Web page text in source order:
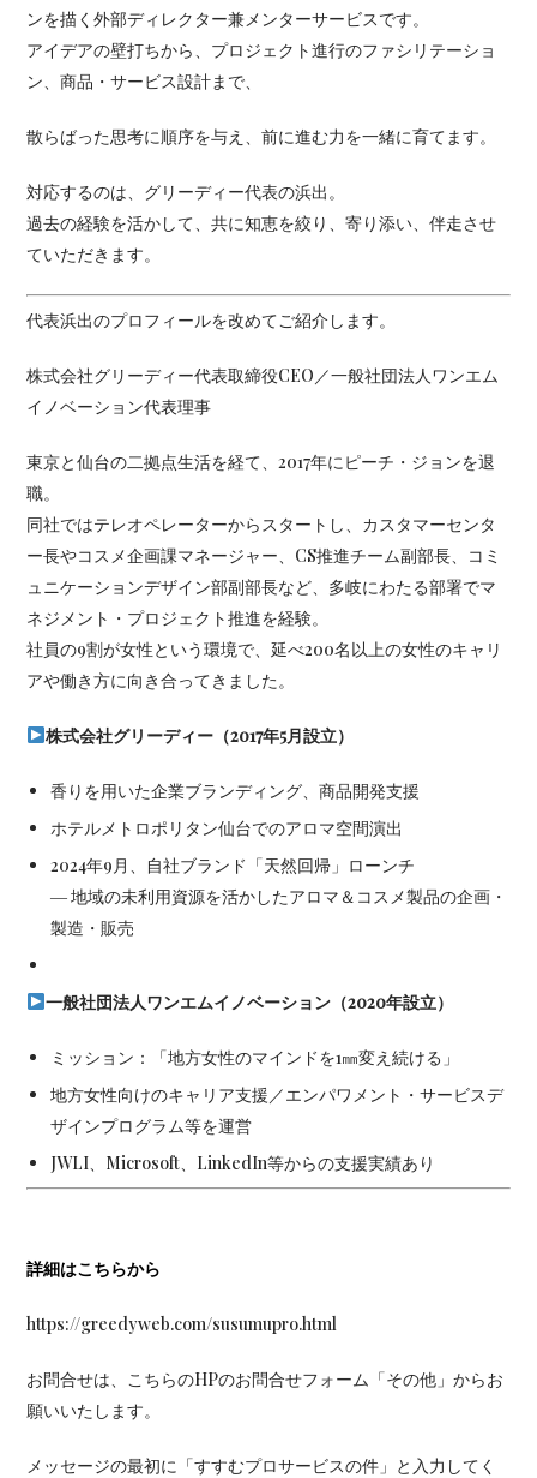
ンを描く外部ディレクター兼メンターサービスです。
アイデアの壁打ちから、プロジェクト進行のファシリテーショ
ン、商品・サービス設計まで、
散らばった思考に順序を与え、前に進む力を一緒に育てます。
対応するのは、グリーディー代表の浜出。
過去の経験を活かして、共に知恵を絞り、寄り添い、伴走させ
ていただきます。
代表浜出のプロフィールを改めてご紹介します。
株式会社グリーディー代表取締役CEO／一般社団法人ワンエム
イノベーション代表理事
東京と仙台の二拠点生活を経て、2017年にピーチ・ジョンを退
職。
同社ではテレオペレーターからスタートし、カスタマーセンタ
ー長やコスメ企画課マネージャー、CS推進チーム副部長、コミ
ュニケーションデザイン部副部長など、多岐にわたる部署でマ
ネジメント・プロジェクト推進を経験。
社員の9割が女性という環境で、延べ200名以上の女性のキャリ
アや働き方に向き合ってきました。
株式会社グリーディー（2017年5月設立）
香りを用いた企業ブランディング、商品開発支援
ホテルメトロポリタン仙台でのアロマ空間演出
2024年9月、自社ブランド「天然回帰」ローンチ
― 地域の未利用資源を活かしたアロマ＆コスメ製品の企画・
製造・販売
一般社団法人ワンエムイノベーション（2020年設立）
ミッション：「地方女性のマインドを1㎜変え続ける」
地方女性向けのキャリア支援／エンパワメント・サービスデ
ザインプログラム等を運営
JWLI、Microsoft、LinkedIn等からの支援実績あり
詳細はこちらから
https://greedyweb.com/susumupro.html
お問合せは、こちらのHPのお問合せフォーム「その他」からお
願いいたします。
メッセージの最初に「すすむプロサービスの件」と入力してく